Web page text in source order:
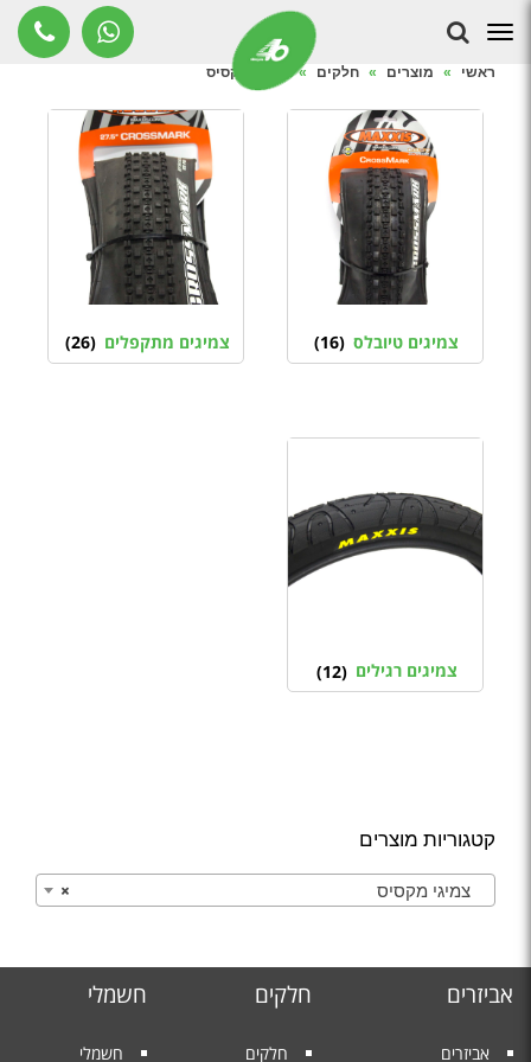
תפריט
צמיגי מקסיס
ראשי » מוצרים » חלקים » צמיגי מקסיס
צמיגים טיובלס (16) צמיגים מתקפלים (26)
צמיגים רגילים (12)
קטגוריות מוצרים
× צמיגי מקסיס
אביזרים
אביזרים
חלקים
חלקים
חשמלי
חשמלי